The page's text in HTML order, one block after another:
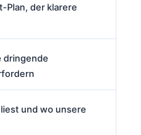
Plan, der klarere
dringende
und wo unsere